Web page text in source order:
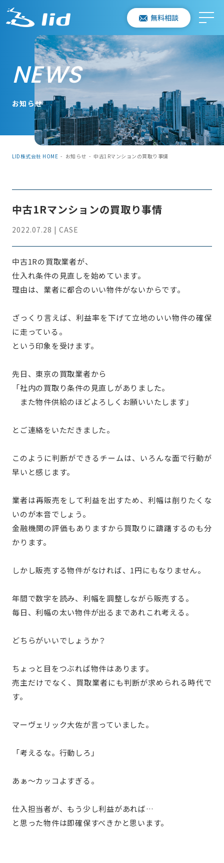
無料相談
NEWS
お知らせ
LID株式会社 HOME - お知らせ - 中古1Rマンションの買取り事情
中古1Rマンションの買取り事情
2022.07.28 | CASE
中古1Rの買取業者が、
仕入れ条件の見直しを始めています。
理由は、業者に都合のいい物件がないからです。
ざっくり言えば、利益率を下げて立地のいい物件の確保
に走っている。
という印象を受けます。
先日、東京の買取業者から
「社内の買取り条件の見直しがありました。
また物件供給のほどよろしくお願いいたします」
とご連絡をいただきました。
このように判断ができるチームは、いろんな面で行動が
早いと感じます。
業者は再販売をして利益を出すため、利幅は削りたくな
いのが本音でしょう。
金融機関の評価もありますから買取りに躊躇するのも分
かります。
しかし販売する物件がなければ、1円にもなりません。
年間で数字を読み、利幅を調整しながら販売する。
毎日、利幅の太い物件が出るまであれこれ考える。
どちらがいいでしょうか？
ちょっと目をつぶれば物件はあります。
売主だけでなく、買取業者にも判断が求められる時代で
す。
マーヴェリック大佐が言っていました。
「考えるな。行動しろ」
あぁ～カッコよすぎる。
仕入担当者が、もう少し利益があれば…
と思った物件は即確保すべきかと思います。